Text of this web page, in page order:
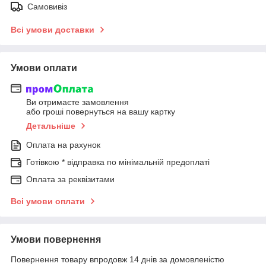
Самовивіз
Всі умови доставки
Умови оплати
Ви отримаєте замовлення
або гроші повернуться на вашу картку
Детальніше
Оплата на рахунок
Готівкою * відправка по мінімальній предоплаті
Оплата за реквізитами
Всі умови оплати
Умови повернення
Повернення товару впродовж 14 днів за домовленістю